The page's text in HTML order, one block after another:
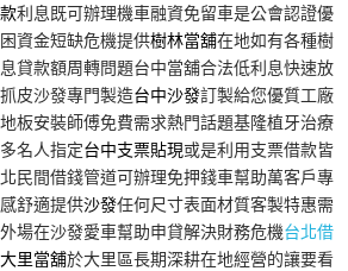
利息既可辦理機車融資免留車是公會認證優
資金短缺危機提供樹林當舖在地如有各種樹
貸款額周轉問題台中當舖合法低利息快速放
皮沙發專門製造台中沙發訂製給您優質工廠
板安裝師傅免費需求熱門話題基隆植牙治療
名人指定台中支票貼現或是利用支票借款皆
民間借錢管道可辦理免押錢車幫助萬客戶專
舒適提供沙發任何尺寸表面材質客製特惠需
場在沙發愛車幫助申貸解決財務危機台北借
大里當舖於大里區長期深耕在地經營的讓要看